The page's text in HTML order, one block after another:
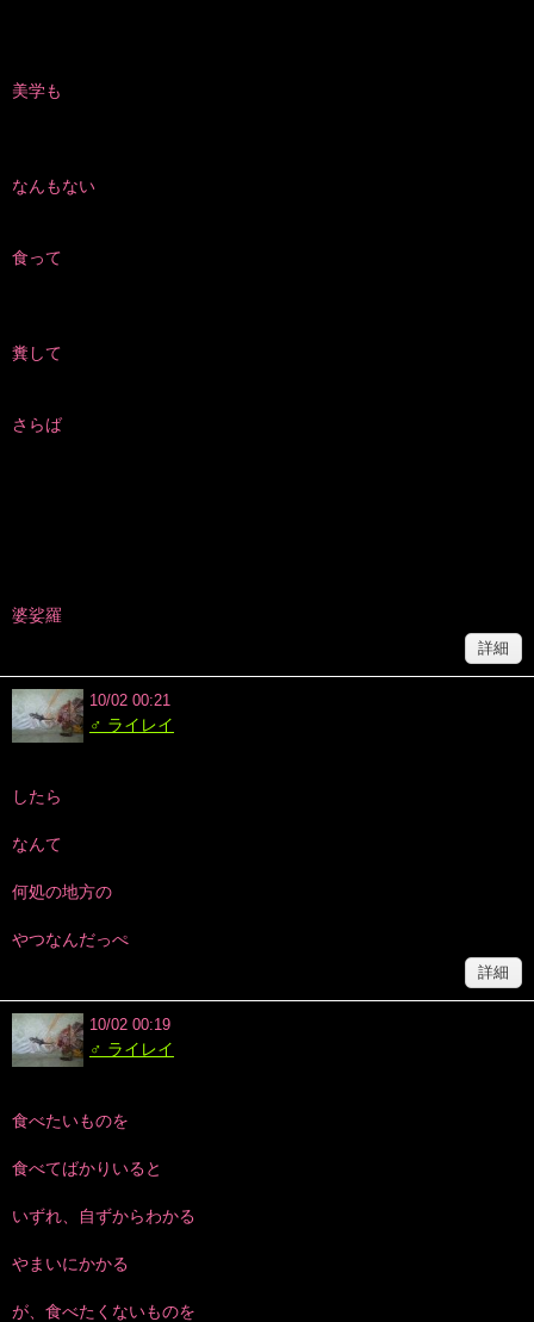
美学も
なんもない
食って
糞して
さらば
婆娑羅
詳細
10/02 00:21
♂ ライレイ
したら
なんて
何処の地方の
やつなんだっぺ
詳細
10/02 00:19
♂ ライレイ
食べたいものを
食べてばかりいると
いずれ、自ずからわかる
やまいにかかる
が、食べたくないものを